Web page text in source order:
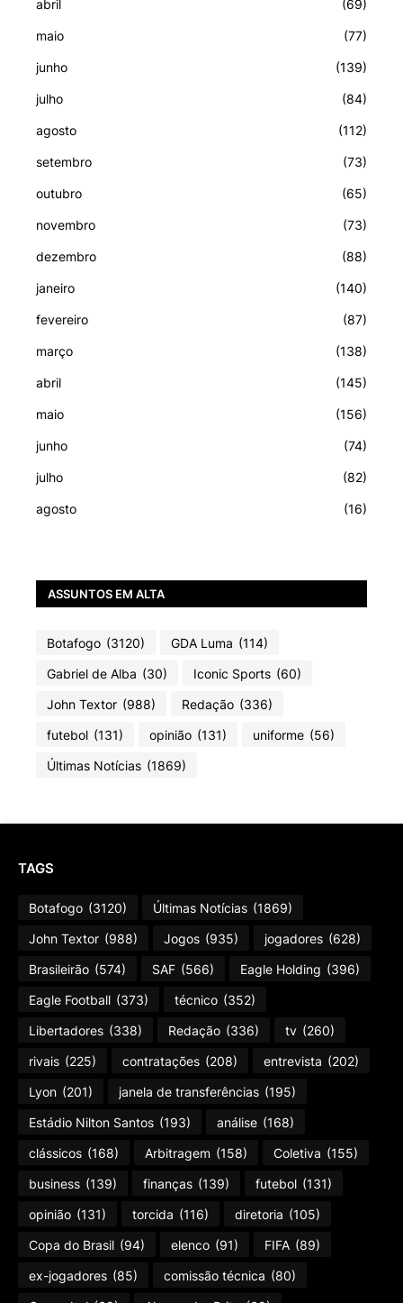
abril (69)
maio (77)
junho (139)
julho (84)
agosto (112)
setembro (73)
outubro (65)
novembro (73)
dezembro (88)
janeiro (140)
fevereiro (87)
março (138)
abril (145)
maio (156)
junho (74)
julho (82)
agosto (16)
ASSUNTOS EM ALTA
Botafogo (3120) GDA Luma (114)
Gabriel de Alba (30) Iconic Sports (60)
John Textor (988) Redação (336)
futebol (131) opinião (131) uniforme (56)
Últimas Notícias (1869)
TAGS
Botafogo (3120) Últimas Notícias (1869)
John Textor (988) Jogos (935) jogadores (628)
Brasileirão (574) SAF (566) Eagle Holding (396)
Eagle Football (373) técnico (352)
Libertadores (338) Redação (336) tv (260)
rivais (225) contratações (208) entrevista (202)
Lyon (201) janela de transferências (195)
Estádio Nilton Santos (193) análise (168)
clássicos (168) Arbitragem (158) Coletiva (155)
business (139) finanças (139) futebol (131)
opinião (131) torcida (116) diretoria (105)
Copa do Brasil (94) elenco (91) FIFA (89)
ex-jogadores (85) comissão técnica (80)